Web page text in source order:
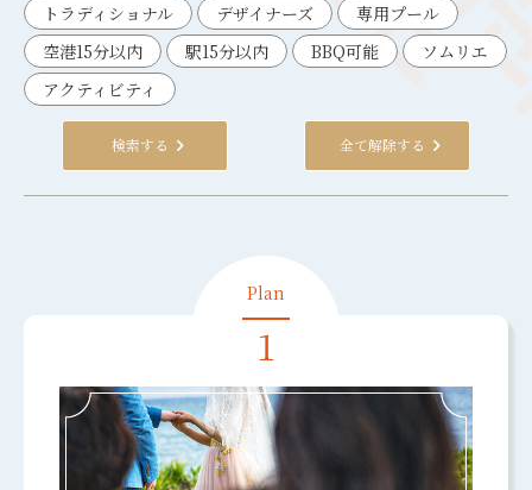
トラディショナル
デザイナーズ
専用プール
空港15分以内
駅15分以内 BBQ可能
ソムリエ
アクティビティ
検索する 全て解除する
1